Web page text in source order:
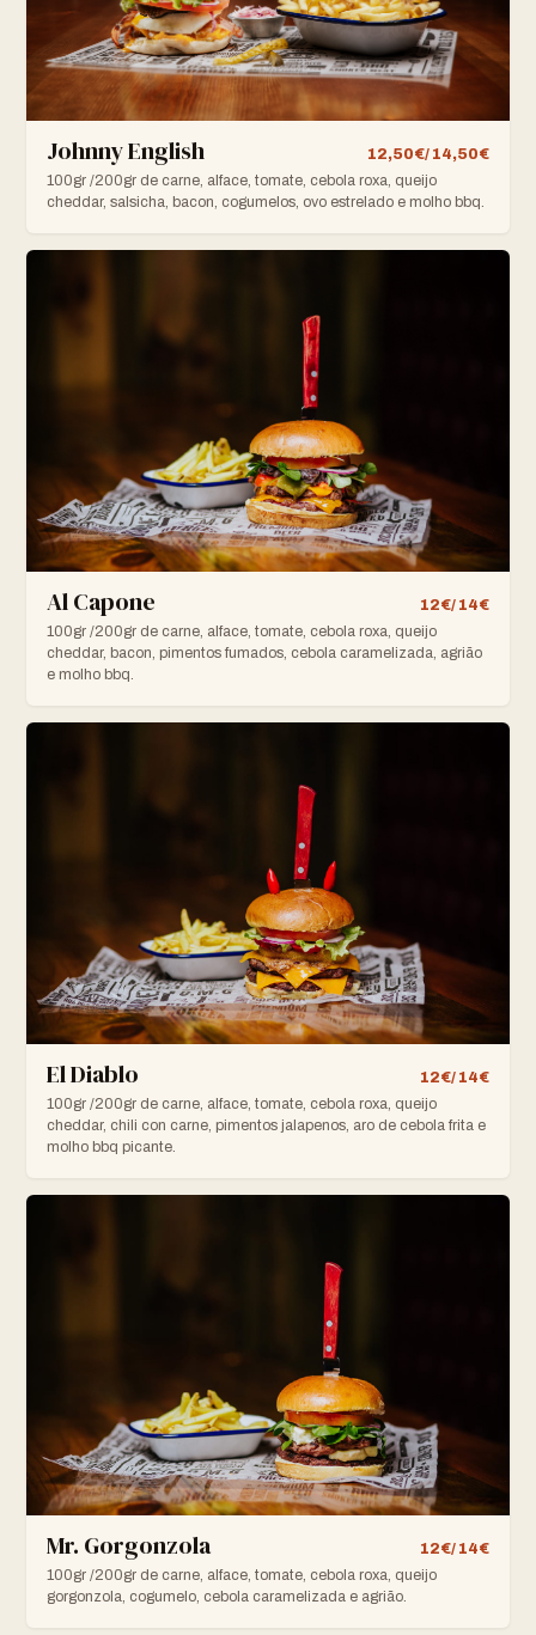
Johnny English
12,50€/ 14,50€
100gr /200gr de carne, alface, tomate, cebola roxa, queijo
cheddar, salsicha, bacon, cogumelos, ovo estrelado e molho bbq.
Al Capone
12€/ 14€
100gr /200gr de carne, alface, tomate, cebola roxa, queijo
cheddar, bacon, pimentos fumados, cebola caramelizada, agrião
e molho bbq.
El Diablo
12€/ 14€
100gr /200gr de carne, alface, tomate, cebola roxa, queijo
cheddar, chili con carne, pimentos jalapenos, aro de cebola frita e
molho bbq picante.
Mr. Gorgonzola
12€/ 14€
100gr /200gr de carne, alface, tomate, cebola roxa, queijo
gorgonzola, cogumelo, cebola caramelizada e agrião.